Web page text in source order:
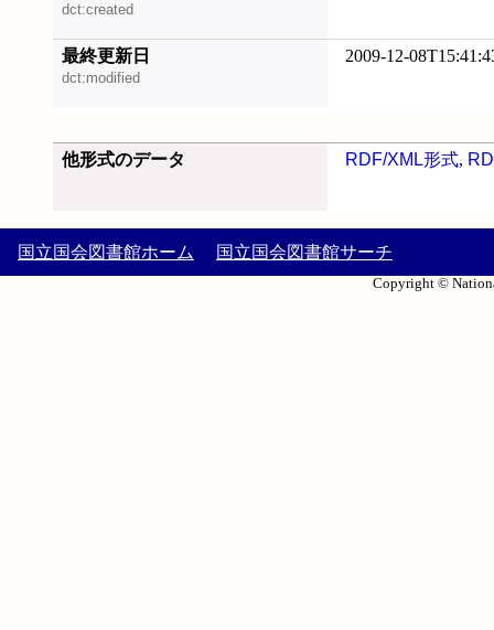
dct:created
最終更新日
dct:modified
2009-12-
他形式のデータ RDF/XML形式,
国立国会図書館ホーム 国立国会図書館サーチ
Copyright ©